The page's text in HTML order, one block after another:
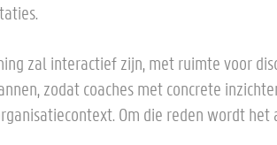
zal interactief zijn, met ruimte voor
zodat coaches met concrete
Om die reden wordt